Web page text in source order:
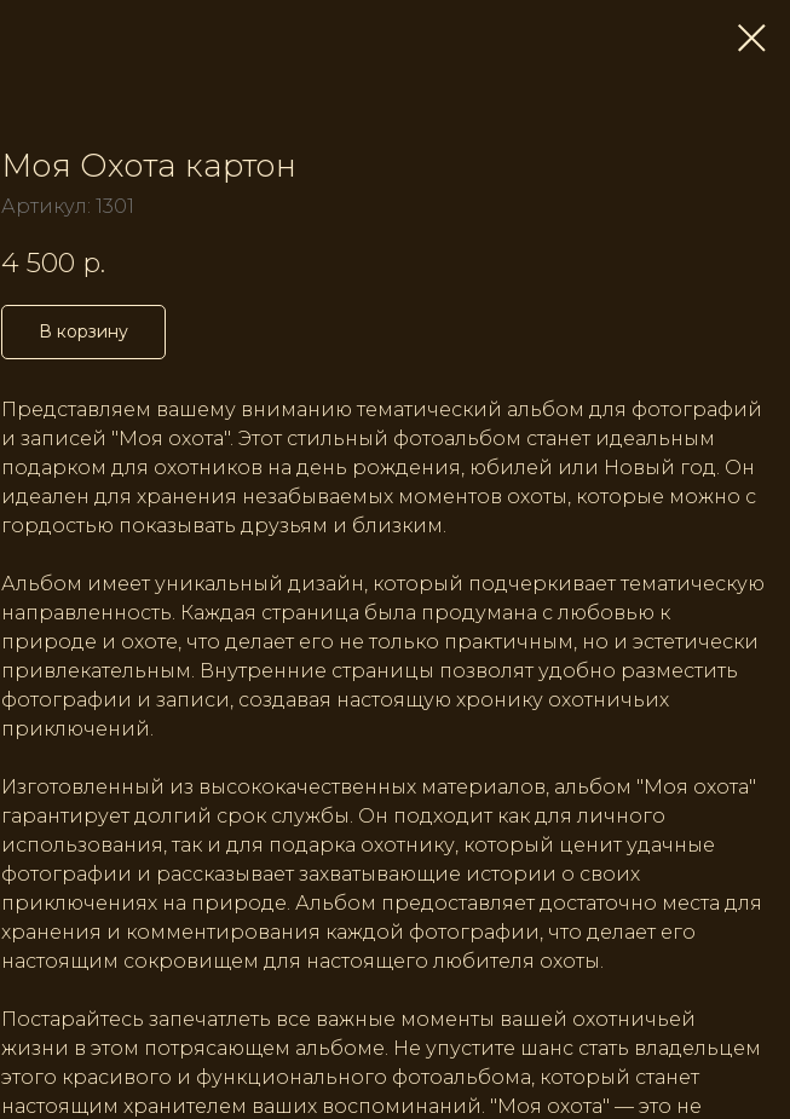
Моя Охота картон
Артикул: 1301
4 500 р.
В корзину
Представляем вашему вниманию тематический альбом для фотографий
и записей "Моя охота". Этот стильный фотоальбом станет идеальным
подарком для охотников на день рождения, юбилей или Новый год. Он
идеален для хранения незабываемых моментов охоты, которые можно с
гордостью показывать друзьям и близким.
Альбом имеет уникальный дизайн, который подчеркивает тематическую
направленность. Каждая страница была продумана с любовью к
природе и охоте, что делает его не только практичным, но и эстетически
привлекательным. Внутренние страницы позволят удобно разместить
фотографии и записи, создавая настоящую хронику охотничьих
приключений.
Изготовленный из высококачественных материалов, альбом "Моя охота"
гарантирует долгий срок службы. Он подходит как для личного
использования, так и для подарка охотнику, который ценит удачные
фотографии и рассказывает захватывающие истории о своих
приключениях на природе. Альбом предоставляет достаточно места для
хранения и комментирования каждой фотографии, что делает его
настоящим сокровищем для настоящего любителя охоты.
Постарайтесь запечатлеть все важные моменты вашей охотничьей
жизни в этом потрясающем альбоме. Не упустите шанс стать владельцем
этого красивого и функционального фотоальбома, который станет
настоящим хранителем ваших воспоминаний. "Моя охота" — это не